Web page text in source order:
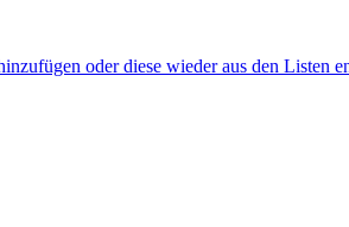
oder diese wieder aus den Listen